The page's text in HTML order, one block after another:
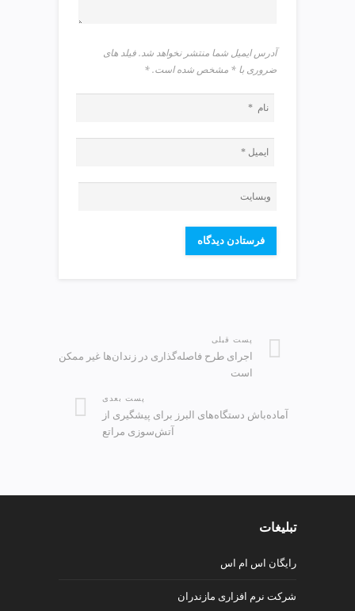
آدرس ایمیل شما منتشر نخواهد شد. فیلد های
ضروری با * مشخص شده است.*
پست قبلی
اجرای طرح فاصله‌گذاری در زندان‌ها غیر ممکن
است
پست بعدی
آماده‌باش دستگاه‌های البرز برای پیشگیری از
آتش‌سوزی مراتع
تبلیغات
رایگان اس ام اس
شرکت نرم افزاری مازندران